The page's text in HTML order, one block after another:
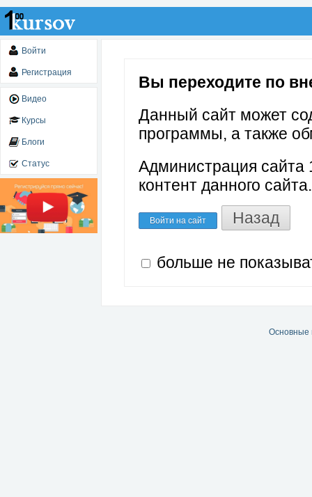
Войти
Регистрация
Видео
Курсы
Блоги
Статус
Вы переходите по
Данный сайт может
программы, а также
Администрация сайта
контент данного сайта.
Войти на сайт Назад
больше не
Основные